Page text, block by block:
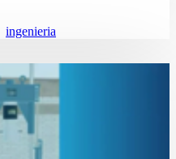
ingenieria